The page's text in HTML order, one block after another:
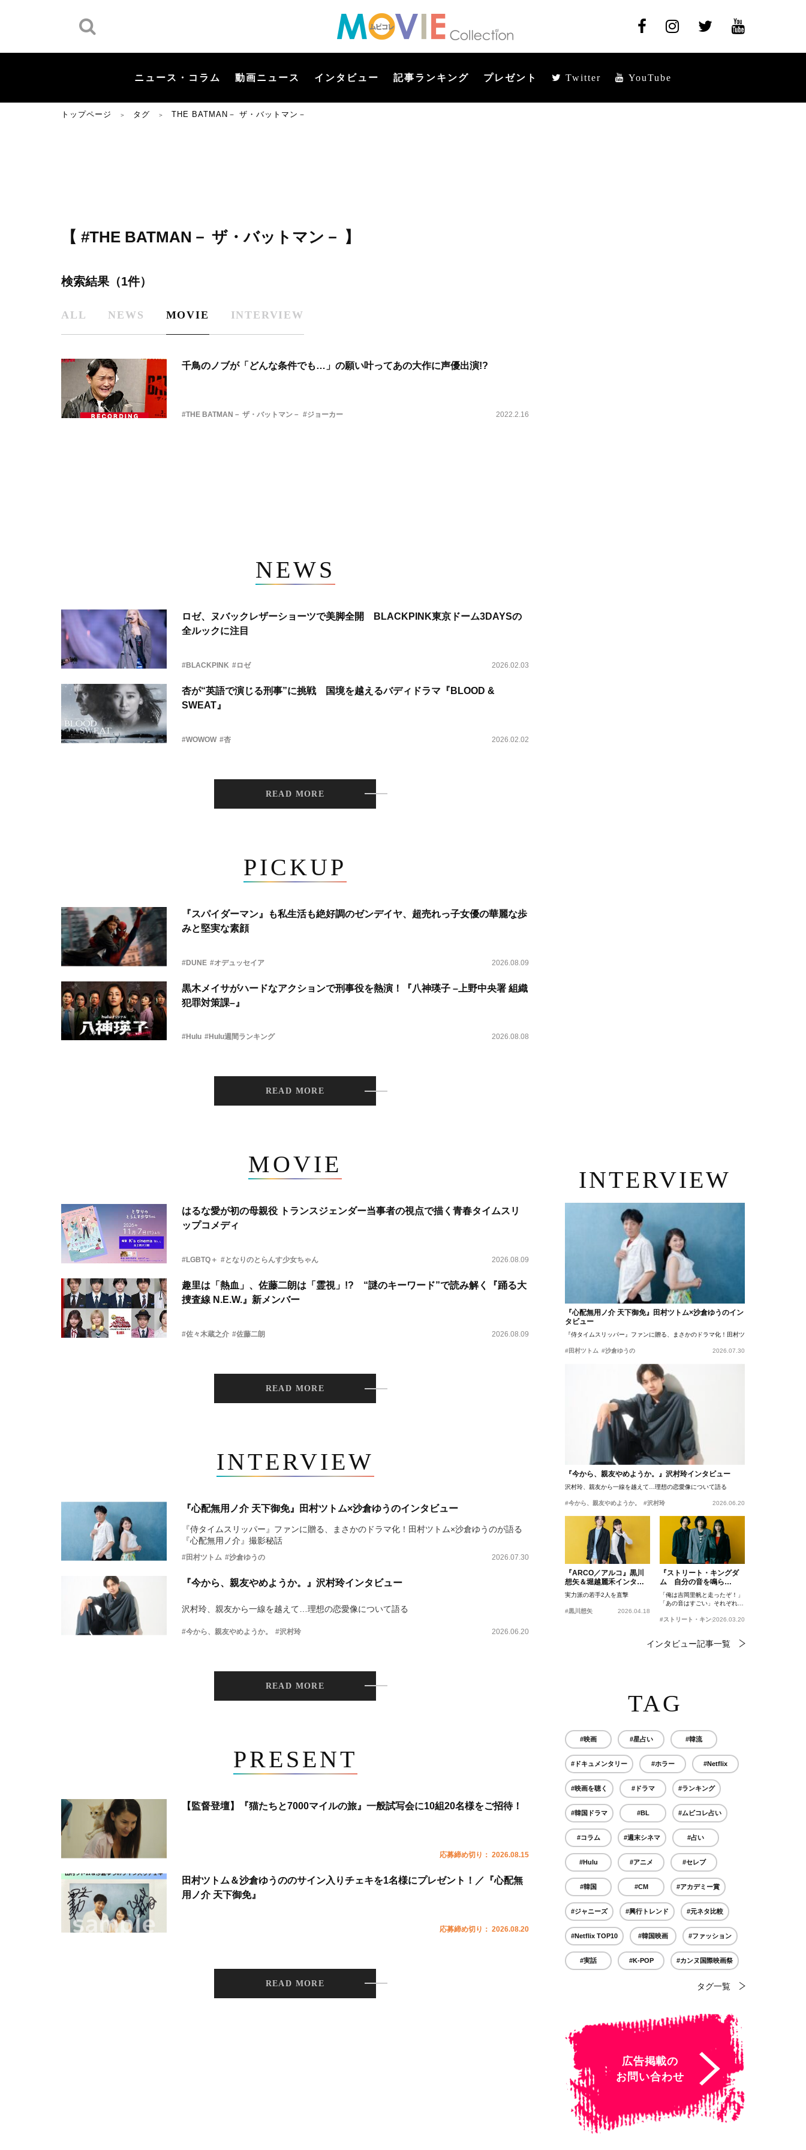
ニュース・コラム 動画ニュース インタビュー 記事ランキング プレゼント Twitter YouTube
トップページ ＞ タグ ＞ THE BATMAN－ ザ・バットマン－
【 #THE BATMAN－ ザ・バットマン－ 】
検索結果（1件）
ALL NEWS MOVIE INTERVIEW
千鳥のノブが「どんな条件でも…」の願い叶ってあの大作に声優出演!?
#THE BATMAN－ ザ・バットマン－ #ジョーカー 2022.2.16
NEWS
ロゼ、ヌバックレザーショーツで美脚全開 BLACKPINK東京ドーム3DAYSの
全ルックに注目
#BLACKPINK #ロゼ 2026.02.03
杏が“英語で演じる刑事”に挑戦 国境を越えるバディドラマ『BLOOD &
SWEAT』
#WOWOW #杏 2026.02.02
READ MORE
PICKUP
『スパイダーマン』も私生活も絶好調のゼンデイヤ、超売れっ子女優の華麗な歩
みと堅実な素顔
#DUNE #オデュッセイア 2026.08.09
黒木メイサがハードなアクションで刑事役を熱演！『八神瑛子 –上野中央署 組織
犯罪対策課–』
#Hulu #Hulu週間ランキング 2026.08.08
READ MORE
MOVIE
はるな愛が初の母親役 トランスジェンダー当事者の視点で描く青春タイムスリ
ップコメディ
#LGBTQ＋ #となりのとらんす少女ちゃん 2026.08.09
趣里は「熱血」、佐藤二朗は「霊視」!? “謎のキーワード”で読み解く『踊る大
捜査線 N.E.W.』新メンバー
#佐々木蔵之介 #佐藤二朗 2026.08.09
READ MORE
INTERVIEW
『心配無用ノ介 天下御免』田村ツトム×沙倉ゆうのインタビュー
『侍タイムスリッパー』ファンに贈る、まさかのドラマ化！田村ツトム×沙倉ゆうのが語る
『心配無用ノ介』撮影秘話
#田村ツトム #沙倉ゆうの 2026.07.30
『今から、親友やめようか。』沢村玲インタビュー
沢村玲、親友から一線を越えて…理想の恋愛像について語る
#今から、親友やめようか。 #沢村玲 2026.06.20
READ MORE
PRESENT
【監督登壇】『猫たちと7000マイルの旅』一般試写会に10組20名様をご招待！
応募締め切り： 2026.08.15
田村ツトム＆沙倉ゆうののサイン入りチェキを1名様にプレゼント！／『心配無
用ノ介 天下御免』
応募締め切り： 2026.08.20
READ MORE
INTERVIEW
『心配無用ノ介 天下御免』田村ツトム×沙倉ゆうのイン
タビュー
『侍タイムスリッパー』ファンに贈る、まさかのドラマ化！田村ツトム×沙倉ゆうのが語
#田村ツトム #沙倉ゆうの 2026.07.30
『今から、親友やめようか。』沢村玲インタビュー
沢村玲、親友から一線を越えて…理想の恋愛像について語る
#今から、親友やめようか。 #沢村玲 2026.06.20
『ARCO／アルコ』黒川
想矢＆堀越麗禾インタビ
ュー
実力派の若手2人を直撃
#黒川想矢 2026.04.18
『ストリート・キングダ
ム 自分の音を鳴ら
せ。』峯田和伸、若葉竜
也、吉岡里帆インタビュ
ー
「俺は吉岡里帆と走ったぞ！」
「あの音はすごい」それぞれの
#ストリート・キングダム 自分の音を鳴らせ。
2026.03.20
インタビュー記事一覧
TAG
#映画 #星占い #韓流
#ドキュメンタリー #ホラー #Netflix
#映画を聴く #ドラマ #ランキング
#韓国ドラマ #BL #ムビコレ占い
#コラム #週末シネマ #占い
#Hulu #アニメ #セレブ
#韓国 #CM #アカデミー賞
#ジャニーズ #興行トレンド #元ネタ比較
#Netflix TOP10 #韓国映画 #ファッション
#実話 #K-POP #カンヌ国際映画祭
タグ一覧
広告掲載の
お問い合わせ